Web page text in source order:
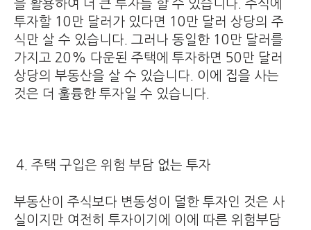
을 활용하여 더 큰 투자를 할 수 있습니다. 주식에
투자할 10만 달러가 있다면 10만 달러 상당의 주
식만 살 수 있습니다. 그러나 동일한 10만 달러를
가지고 20% 다운된 주택에 투자하면 50만 달러
상당의 부동산을 살 수 있습니다. 이에 집을 사는
것은 더 훌륭한 투자일 수 있습니다.
주택 구입은 위험 부담 없는 투자
부동산이 주식보다 변동성이 덜한 투자인 것은 사
실이지만 여전히 투자이기에 이에 따른 위험부담